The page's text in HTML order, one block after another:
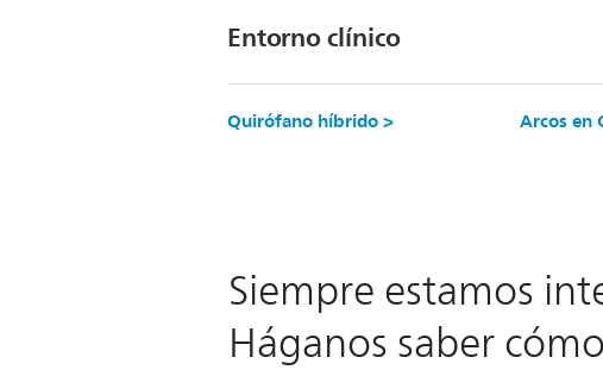
Entorno clínico
Quirófano híbrido > Arcos en
Siempre estamos
Háganos saber